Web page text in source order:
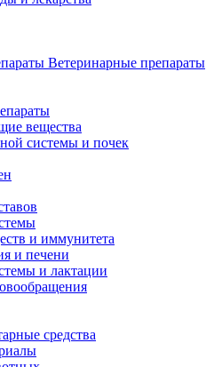
Ветеринарные препараты
вещества
системы и почек
и иммунитета
и печени
и лактации
средства